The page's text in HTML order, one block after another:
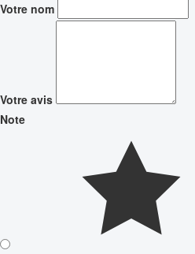
Votre nom
Votre avis
Note